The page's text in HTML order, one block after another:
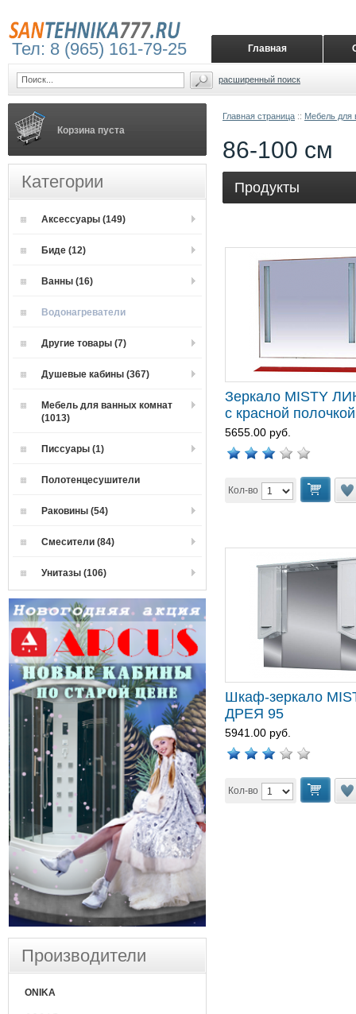
Главная страница :: Мебель для
86-100 см
Продукты
Зеркало MISTY
с красной полочкой
5655.00 руб.
Кол-во
Шкаф-зеркало
ДРЕЯ 95
5941.00 руб.
Кол-во
Корзина пуста
Категории
Аксессуары (149)
Биде (12)
Ванны (16)
Водонагреватели
Другие товары (7)
Душевые кабины (367)
Мебель для ванных комнат
(1013)
Писсуары (1)
Полотенцесушители
Раковины (54)
Смесители (84)
Унитазы (106)
Производители
ONIKA
Главная
Тел: 8 (965) 161-79-25
расширенный поиск